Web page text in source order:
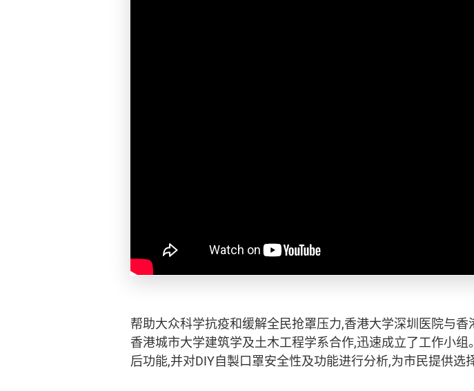
帮助大众科学抗疫和缓解全民抢罩压力,香港大学深圳医院与
香港城市大学建筑学及土木工程学系合作,迅速成立了工作小
后功能,并对DIY自製口罩安全性及功能进行分析,为市民提供选